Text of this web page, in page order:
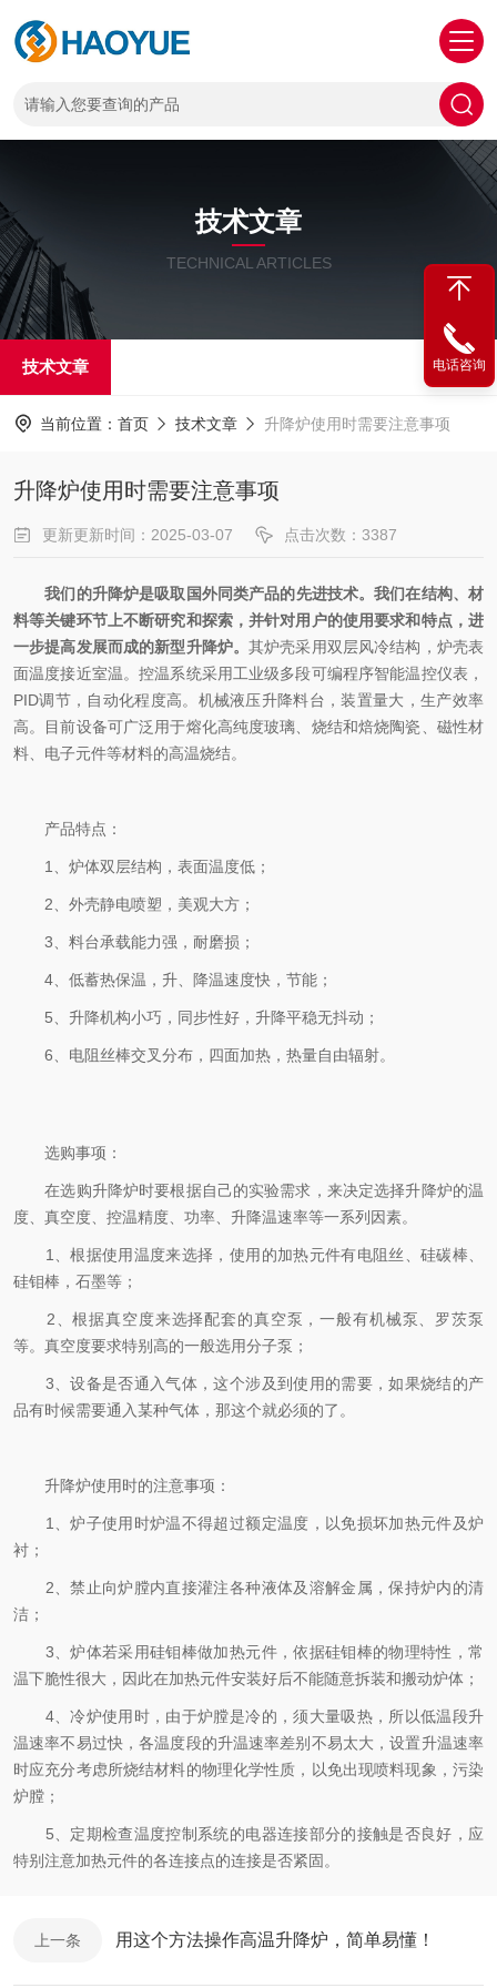
技术文章
TECHNICAL ARTICLES
技术文章
当前位置： 首页 技术文章 升降炉使用时需要注意事项
升降炉使用时需要注意事项
更新更新时间：2025-03-07 点击次数：3387
我们的升降炉是吸取国外同类产品的先进技术。我们在结构、材
料等关键环节上不断研究和探索，并针对用户的使用要求和特点，进
一步提高发展而成的新型升降炉。其炉壳采用双层风冷结构，炉壳表
面温度接近室温。控温系统采用工业级多段可编程序智能温控仪表，
PID调节，自动化程度高。机械液压升降料台，装置量大，生产效率
高。目前设备可广泛用于熔化高纯度玻璃、烧结和焙烧陶瓷、磁性材
料、电子元件等材料的高温烧结。
产品特点：
1、炉体双层结构，表面温度低；
2、外壳静电喷塑，美观大方；
3、料台承载能力强，耐磨损；
4、低蓄热保温，升、降温速度快，节能；
5、升降机构小巧，同步性好，升降平稳无抖动；
6、电阻丝棒交叉分布，四面加热，热量自由辐射。
选购事项：
在选购升降炉时要根据自己的实验需求，来决定选择升降炉的温
度、真空度、控温精度、功率、升降温速率等一系列因素。
1、根据使用温度来选择，使用的加热元件有电阻丝、硅碳棒、
硅钼棒，石墨等；
2、根据真空度来选择配套的真空泵，一般有机械泵、罗茨泵
等。真空度要求特别高的一般选用分子泵；
3、设备是否通入气体，这个涉及到使用的需要，如果烧结的产
品有时候需要通入某种气体，那这个就必须的了。
升降炉使用时的注意事项：
1、炉子使用时炉温不得超过额定温度，以免损坏加热元件及炉
衬；
2、禁止向炉膛内直接灌注各种液体及溶解金属，保持炉内的清
洁；
3、炉体若采用硅钼棒做加热元件，依据硅钼棒的物理特性，常
温下脆性很大，因此在加热元件安装好后不能随意拆装和搬动炉体；
4、冷炉使用时，由于炉膛是冷的，须大量吸热，所以低温段升
温速率不易过快，各温度段的升温速率差别不易太大，设置升温速率
时应充分考虑所烧结材料的物理化学性质，以免出现喷料现象，污染
炉膛；
5、定期检查温度控制系统的电器连接部分的接触是否良好，应
特别注意加热元件的各连接点的连接是否紧固。
上一条 用这个方法操作高温升降炉，简单易懂！
电话咨询